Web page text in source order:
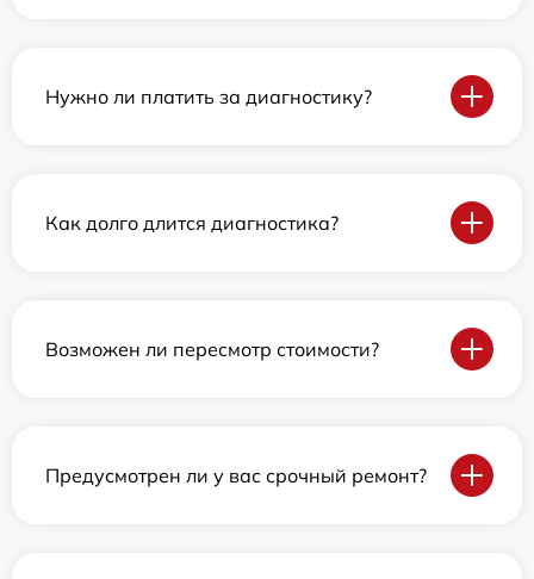
Нужно ли платить за диагностику?
Как долго длится диагностика?
Возможен ли пересмотр стоимости?
Предусмотрен ли у вас срочный ремонт?